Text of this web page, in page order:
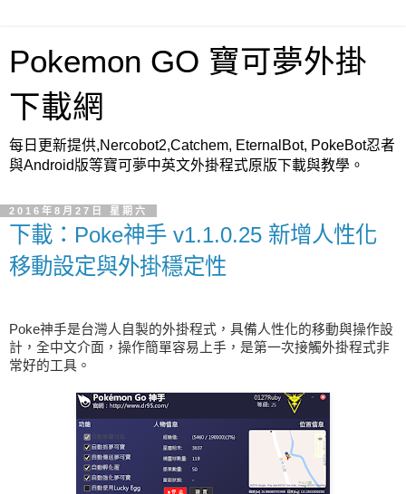
Pokemon GO 寶可夢外掛
下載網
每日更新提供,Nercobot2,Catchem, EternalBot, PokeBot忍者
與Android版等寶可夢中英文外掛程式原版下載與教學。
2016年8月27日 星期六
下載：Poke神手 v1.1.0.25 新增人性化
移動設定與外掛穩定性
Poke神手是台灣人自製的外掛程式，具備人性化的移動與操作設
計，全中文介面，操作簡單容易上手，是第一次接觸外掛程式非
常好的工具。